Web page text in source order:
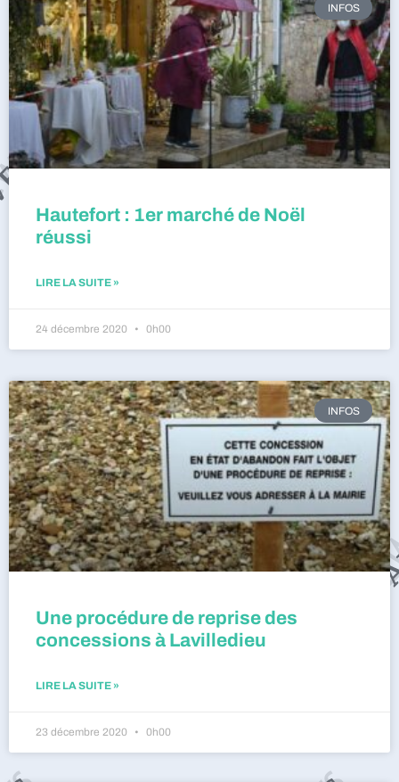
INFOS
Hautefort : 1er marché de Noël
réussi
LIRE LA SUITE »
24 décembre 2020 0h00
INFOS
Une procédure de reprise des
concessions à Lavilledieu
LIRE LA SUITE »
23 décembre 2020 0h00